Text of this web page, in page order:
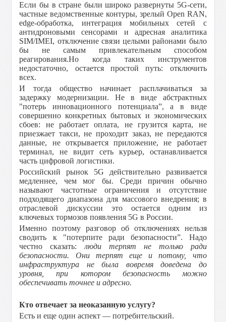
Если бы в стране были широко развернуты 5G-сети,
частные ведомственные контуры, зрелый Open RAN,
edge-обработка, интеграция мобильных сетей с
антидроновыми сенсорами и адресная аналитика
SIM/IMEI, отключение связи целыми районами было
бы не самым привлекательным способом
реагирования.Но когда таких инструментов
недостаточно, остается простой путь: отключить
всех.
И тогда общество начинает расплачиваться за
задержку модернизации. Не в виде абстрактных
"потерь инновационного потенциала”, а в виде
совершенно конкретных бытовых и экономических
сбоев: не работает оплата, не грузится карта, не
приезжает такси, не проходит заказ, не передаются
данные, не открывается приложение, не работает
терминал, не видит сеть курьер, останавливается
часть цифровой логистики.
Российский рынок 5G действительно развивается
медленнее, чем мог бы. Среди причин обычно
называют частотные ограничения и отсутствие
подходящего диапазона для массового внедрения; в
отраслевой дискуссии это остается одним из
ключевых тормозов появления 5G в России.
Именно поэтому разговор об отключениях нельзя
сводить к "потерпите ради безопасности”. Надо
честно сказать:люди терпят не только ради
безопасности. Они терпят еще и потому, что
инфраструктура не была вовремя доведена до
уровня, при котором безопасность можно
обеспечивать точнее и адресно.
Кто отвечает за неоказанную услугу?
Есть и еще один аспект — потребительский.